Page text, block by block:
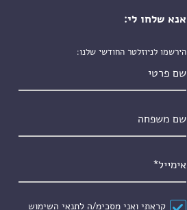
אנא שלחו לי:
הירשמו לניוזלטר החודשי שלנו:
הסכם*
קראתי ואני מסכימ/ה לתנאי השימוש